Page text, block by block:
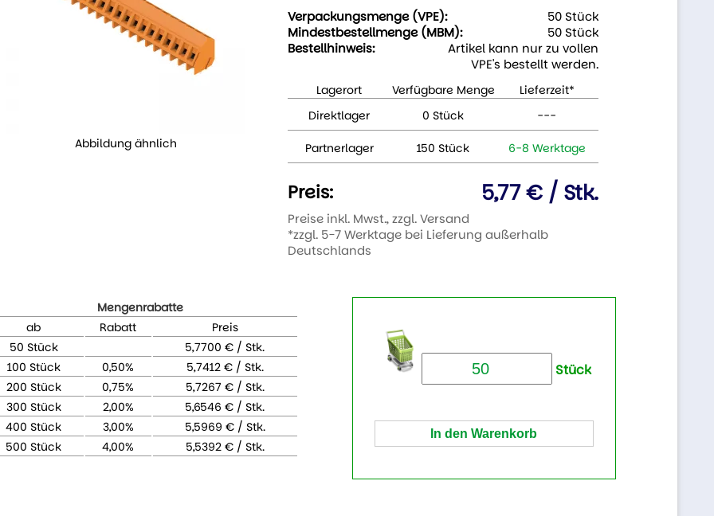
Abbildung ähnlich
Verpackungsmenge (VPE):
50 Stück
Mindestbestellmenge (MBM):
50 Stück
Bestellhinweis:
Artikel kann nur zu vollen
VPE's bestellt werden.
Lagerort Verfügbare Menge
Lieferzeit*
Direktlager
0 Stück ---
Partnerlager 150 Stück 6-8 Werktage
Preis: 5,77 € / Stk.
Preise inkl. Mwst., zzgl. Versand
*zzgl. 5-7 Werktage bei Lieferung außerhalb
Deutschlands
Mengenrabatte
ab
Rabatt
Preis
50 Stück
5,7700 € / Stk.
100 Stück
0,50%
5,7412 € / Stk.
200 Stück
0,75%
5,7267 € / Stk.
300 Stück
2,00%
5,6546 € / Stk.
400 Stück
3,00%
5,5969 € / Stk.
500 Stück
4,00% 5,5392 € / Stk.
Stück